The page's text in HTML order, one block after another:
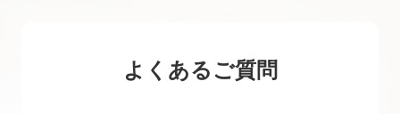
よくあるご質問